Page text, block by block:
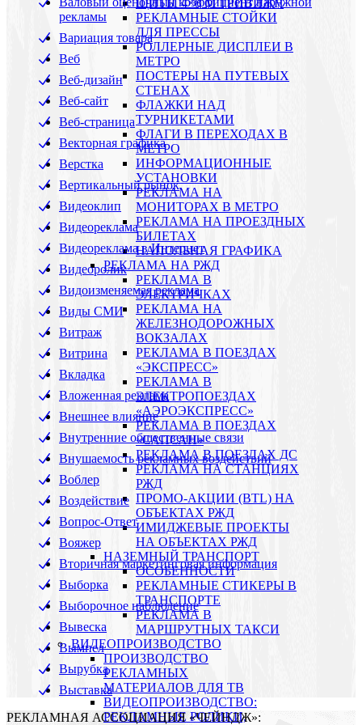
ЩИТЫ 4×8 М ТРИВИЖН
РЕКЛАМНЫЕ СТОЙКИ
ДЛЯ ПРЕССЫ
РОЛЛЕРНЫЕ ДИСПЛЕИ В
МЕТРО
ПОСТЕРЫ НА ПУТЕВЫХ
СТЕНАХ
ФЛАЖКИ НАД
ТУРНИКЕТАМИ
ФЛАГИ В ПЕРЕХОДАХ В
МЕТРО
ИНФОРМАЦИОННЫЕ
УСТАНОВКИ
РЕКЛАМА НА
МОНИТОРАХ В МЕТРО
РЕКЛАМА НА ПРОЕЗДНЫХ
БИЛЕТАХ
НАПОЛЬНАЯ ГРАФИКА
РЕКЛАМА НА РЖД
РЕКЛАМА В
ЭЛЕКТРИЧКАХ
РЕКЛАМА НА
ЖЕЛЕЗНОДОРОЖНЫХ
ВОКЗАЛАХ
РЕКЛАМА В ПОЕЗДАХ
«ЭКСПРЕСС»
РЕКЛАМА В
ЭЛЕКТРОПОЕЗДАХ
«АЭРОЭКСПРЕСС»
РЕКЛАМА В ПОЕЗДАХ
«САПСАН»
РЕКЛАМА В ПОЕЗДАХ ДС
РЕКЛАМА НА СТАНЦИЯХ
РЖД
ПРОМО-АКЦИИ (BTL) НА
ОБЪЕКТАХ РЖД
ИМИДЖЕВЫЕ ПРОЕКТЫ
НА ОБЪЕКТАХ РЖД
НАЗЕМНЫЙ ТРАНСПОРТ
ОСОБЕННОСТИ
РЕКЛАМНЫЕ СТИКЕРЫ В
ТРАНСПОРТЕ
РЕКЛАМА В
МАРШРУТНЫХ ТАКСИ
ВИДЕОПРОИЗВОДСТВО
ПРОИЗВОДСТВО
РЕКЛАМНЫХ
МАТЕРИАЛОВ ДЛЯ ТВ
ВИДЕОПРОИЗВОДСТВО:
РЕКЛАМНЫЕ РОЛИКИ,
рекламы
Вариация товара
Веб
Веб-дизайн
Веб-сайт
Веб-страница
Векторная графика
Верстка
Вертикальный рынок
Видеоклип
Видеореклама
Видеореклама в Интернет
Видеоролик
Видоизменяемая реклама
Виды СМИ
Витраж
Витрина
Вкладка
Вложенная реклама
Внешнее влияние
Внутренние общественные связи
Внушаемость рекламных воздействий
Воблер
Воздействие
Вопрос-Ответ
Вояжер
Вторичная маркетинговая информация
Выборка
Выборочное наблюдение
Вывеска
Вымпел
Вырубка
Выставка
РЕКЛАМНАЯ АССОЦИАЦИЯ «ЧЕЙНДЖ»: